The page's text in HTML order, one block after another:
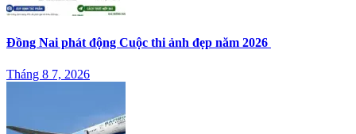
Đồng Nai phát động Cuộc thi ảnh đẹp năm 2026
Tháng 8 7, 2026